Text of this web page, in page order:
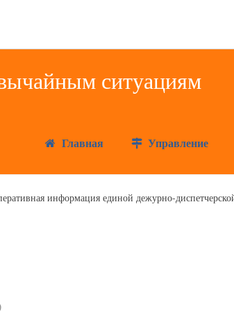
Главная Управление
информация единой дежурно-